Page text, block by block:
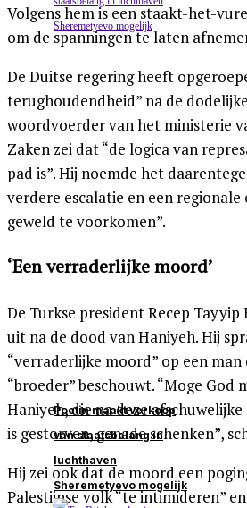
Poetin maakt verkoop
van staatsbelang in
luchthaven
Sheremetyevo mogelijk
Volgens hem is een staakt-het-
om de spanningen te laten
De Duitse regering heeft
terughoudendheid” na de
woordvoerder van het ministerie
Zaken zei dat “de logica van
pad is”. Hij noemde het
verdere escalatie en een
geweld te voorkomen”.
‘Een verraderlijke moord’
De Turkse president Recep
uit na de dood van Haniyeh. Hij
“verraderlijke moord” op een man
“broeder” beschouwt. “Moge God
Haniyeh, die na deze
is gestorven, genade schenken”,
Hij zei ook dat de moord een
Palestijnse volk “te intimideren”